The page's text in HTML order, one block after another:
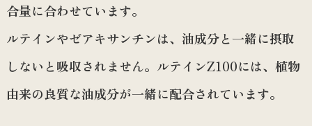
合量に合わせています。
ルテインやゼアキサンチンは、油成分と一緒に摂取
しないと吸収されません。ルテインZ100には、植物
由来の良質な油成分が一緒に配合されています。